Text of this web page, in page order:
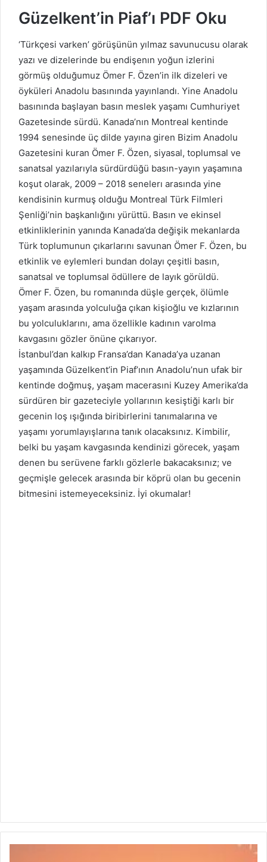
Güzelkent’in Piaf’ı PDF Oku
‘Türkçesi varken’ görüşünün yılmaz savunucusu olarak
yazı ve dizelerinde bu endişenın yoğun izlerini
görmüş olduğumuz Ömer F. Özen’in ilk dizeleri ve
öyküleri Anadolu basınında yayınlandı. Yine Anadolu
basınında başlayan basın meslek yaşamı Cumhuriyet
Gazetesinde sürdü. Kanada’nın Montreal kentinde
1994 senesinde üç dilde yayına giren Bizim Anadolu
Gazetesini kuran Ömer F. Özen, siyasal, toplumsal ve
sanatsal yazılarıyla sürdürdüğü basın-yayın yaşamına
koşut olarak, 2009 – 2018 senelerı arasında yine
kendisinin kurmuş olduğu Montreal Türk Filmleri
Şenliği’nin başkanlığını yürüttü. Basın ve ekinsel
etkinliklerinin yanında Kanada’da değişik mekanlarda
Türk toplumunun çıkarlarını savunan Ömer F. Özen, bu
etkinlik ve eylemleri bundan dolayı çeşitli basın,
sanatsal ve toplumsal ödüllere de layık görüldü.
Ömer F. Özen, bu romanında düşle gerçek, ölümle
yaşam arasında yolculuğa çıkan kişioğlu ve kızlarının
bu yolculuklarını, ama özellikle kadının varolma
kavgasını gözler önüne çıkarıyor.
İstanbul’dan kalkıp Fransa’dan Kanada’ya uzanan
yaşamında Güzelkent’in Piaf’ının Anadolu’nun ufak bir
kentinde doğmuş, yaşam macerasıni Kuzey Amerika’da
sürdüren bir gazeteciyle yollarının kesiştiği karlı bir
gecenin loş ışığında biribirlerini tanımalarına ve
yaşamı yorumlayışlarına tanık olacaksınız. Kimbilir,
belki bu yaşam kavgasında kendinizi görecek, yaşam
denen bu serüvene farklı gözlerle bakacaksınız; ve
geçmişle gelecek arasında bir köprü olan bu gecenin
bitmesini istemeyeceksiniz. İyi okumalar!